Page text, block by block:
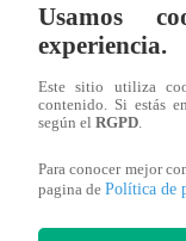
eres tú”: una
lo cambiará todo
Usamos
experiencia.
Este sitio utiliza
contenido. Si estás
según el RGPD.
Para conocer mejor
pagina de Política de